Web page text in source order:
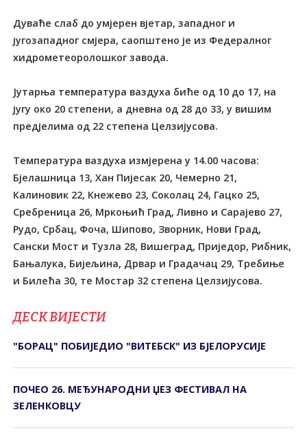
Дуваће слаб до умјерен вјетар, западног и
југозападног смјера, саопштено је из Федералног
хидрометеоролошког завода.
Јутарња температура ваздуха биће од 10 до 17, на
југу око 20 степени, а дневна од 28 до 33, у вишим
предјелима од 22 степена Целзијусова.
Температура ваздуха измјерена у 14.00 часова:
Бјелашница 13, Хан Пијесак 20, Чемерно 21,
Калиновик 22, Кнежево 23, Соколац 24, Гацко 25,
Сребреница 26, Мркоњић Град, Ливно и Сарајево 27,
Рудо, Србац, Фоча, Шипово, Зворник, Нови Град,
Сански Мост и Тузла 28, Вишеград, Приједор, Рибник,
Бањалука, Бијељина, Дрвар и Градачац 29, Требиње
и Билећа 30, те Мостар 32 степена Целзијусова.
ДЕСК ВИЈЕСТИ
"БОРАЦ" ПОБИЈЕДИО "ВИТЕБСК" ИЗ БЈЕЛОРУСИЈЕ
ПОЧЕО 26. МЕЂУНАРОДНИ ЏЕЗ ФЕСТИВАЛ НА
ЗЕЛЕНКОВЦУ